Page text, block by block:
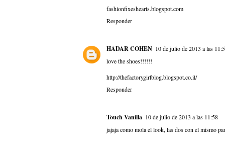
fashionfixeshearts.blogspot.com
Responder
HADAR COHEN 10 de julio de 2013 a las
love the shoes!!!!!!
http://thefactorygirlblog.blogspot.co.il/
Responder
Touch Vanilla 10 de julio de 2013 a las 11:58
jajaja como mola el look, las dos con el mismo